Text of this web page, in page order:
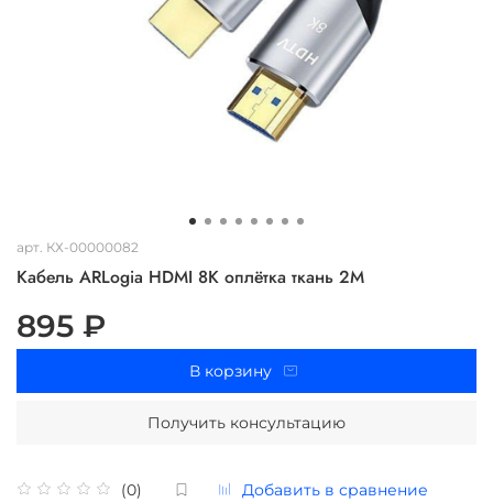
арт. КХ-00000082
Кабель ARLogia HDMI 8K оплётка ткань 2M
(0) Добавить в сравнение
895 ₽
В корзину
Получить консультацию